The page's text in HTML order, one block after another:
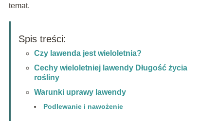
temat.
Spis treści:
Czy lawenda jest wieloletnia?
Cechy wieloletniej lawendy Długość życia
rośliny
Warunki uprawy lawendy
Podlewanie i nawożenie